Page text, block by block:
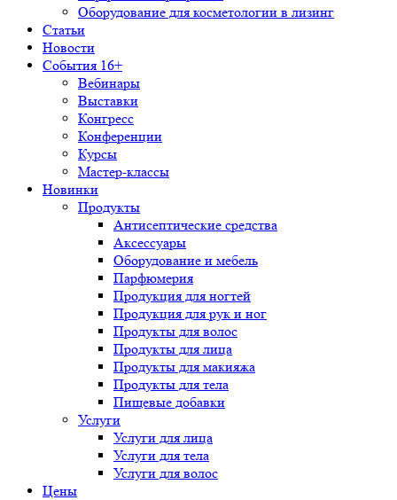
Оборудование для косметологии в лизинг
Статьи
Новости
События 16+
Вебинары
Выставки
Конгресс
Конференции
Курсы
Мастер-классы
Новинки
Продукты
Антисептические средства
Аксессуары
Оборудование и мебель
Парфюмерия
Продукция для ногтей
Продукция для рук и ног
Продукты для волос
Продукты для лица
Продукты для макияжа
Продукты для тела
Пищевые добавки
Услуги
Услуги для лица
Услуги для тела
Услуги для волос
Цены